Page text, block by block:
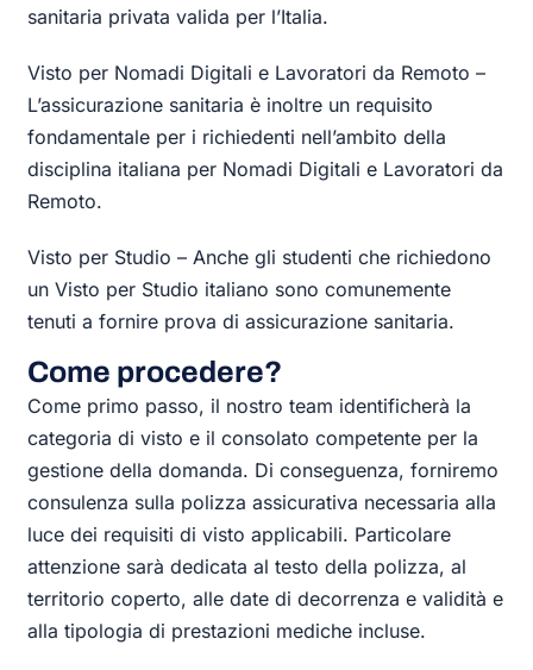
sanitaria privata valida per l’Italia.
Visto per Nomadi Digitali e Lavoratori da Remoto –
L’assicurazione sanitaria è inoltre un requisito
fondamentale per i richiedenti nell’ambito della
disciplina italiana per Nomadi Digitali e Lavoratori da
Remoto.
Visto per Studio – Anche gli studenti che richiedono
un Visto per Studio italiano sono comunemente
tenuti a fornire prova di assicurazione sanitaria.
Come procedere?
Come primo passo, il nostro team identificherà la
categoria di visto e il consolato competente per la
gestione della domanda. Di conseguenza, forniremo
consulenza sulla polizza assicurativa necessaria alla
luce dei requisiti di visto applicabili. Particolare
attenzione sarà dedicata al testo della polizza, al
territorio coperto, alle date di decorrenza e validità e
alla tipologia di prestazioni mediche incluse.